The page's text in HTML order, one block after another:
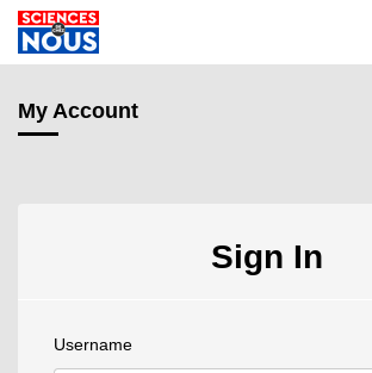
My Account
Sign In
Username